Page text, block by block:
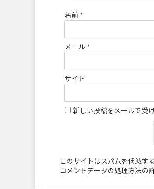
名前 *
メール *
サイト
新しい投稿をメールで受
このサイトはスパムを低減す
コメントデータの処理方法の